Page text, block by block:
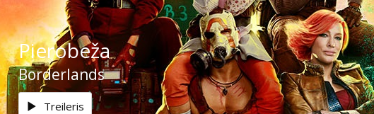
Pierobeža
Borderlands
Treileris